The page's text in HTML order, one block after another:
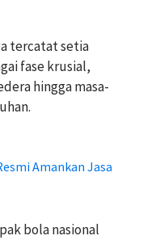
tercatat setia
fase krusial,
hingga masa-
Amankan Jasa
bola nasional